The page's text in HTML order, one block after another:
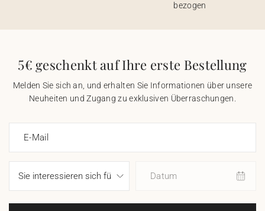
bezogen
5€ geschenkt auf Ihre erste Bestellung
Melden Sie sich an, und erhalten Sie Informationen über unsere
Neuheiten und Zugang zu exklusiven Überraschungen.
E-Mail
Datum